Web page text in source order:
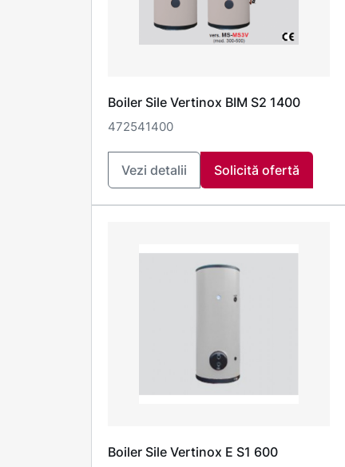
Boiler Sile Vertinox BIM S2 1400
472541400
Vezi detalii Solicită ofertă
Boiler Sile Vertinox E S1 600